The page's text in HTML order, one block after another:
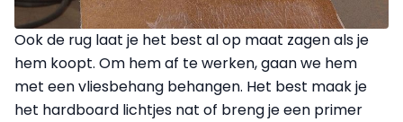
Ook de rug laat je het best al op maat zagen als je
hem koopt. Om hem af te werken, gaan we hem
met een vliesbehang behangen. Het best maak je
het hardboard lichtjes nat of breng je een primer